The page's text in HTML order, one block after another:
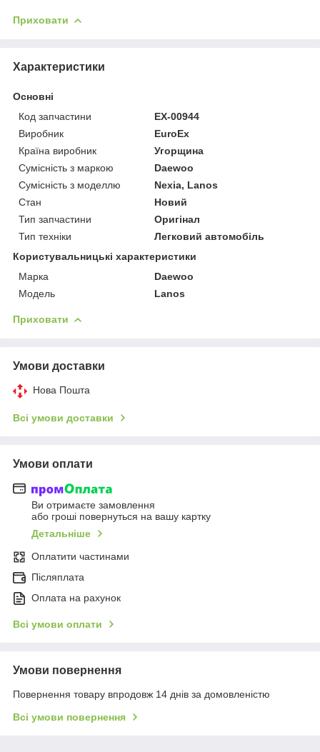
Приховати
Характеристики
Основні
Код запчастини
EX-00944
Виробник
EuroEx
Країна виробник
Угорщина
Сумісність з маркою
Daewoo
Сумісність з моделлю
Nexia, Lanos
Стан
Новий
Тип запчастини
Оригінал
Тип техніки
Легковий автомобіль
Користувальницькі характеристики
Марка
Daewoo
Мoдель
Lanos
Приховати
Умови доставки
Нова Пошта
Всі умови доставки
Умови оплати
Ви отримаєте замовлення
або гроші повернуться на вашу картку
Детальніше
Оплатити частинами
Післяплата
Оплата на рахунок
Всі умови оплати
Умови повернення
Повернення товару впродовж 14 днів за домовленістю
Всі умови повернення